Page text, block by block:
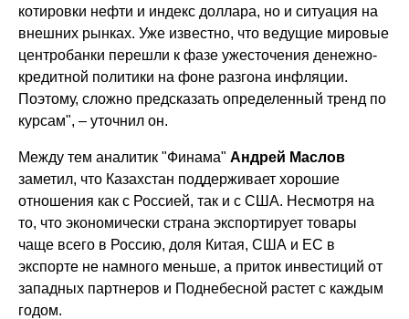
котировки нефти и индекс доллара, но и ситуация на
внешних рынках. Уже известно, что ведущие мировые
центробанки перешли к фазе ужесточения денежно-
кредитной политики на фоне разгона инфляции.
Поэтому, сложно предсказать определенный тренд по
курсам", – уточнил он.
Между тем аналитик "Финама"Андрей Маслов
заметил, что Казахстан поддерживает хорошие
отношения как с Россией, так и с США. Несмотря на
то, что экономически страна экспортирует товары
чаще всего в Россию, доля Китая, США и ЕС в
экспорте не намного меньше, а приток инвестиций от
западных партнеров и Поднебесной растет с каждым
годом.